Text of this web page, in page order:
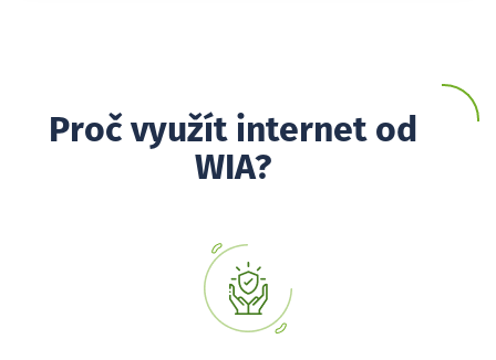
Proč využít internet od
WIA?